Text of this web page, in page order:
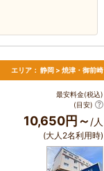
エリア： 静岡 > 焼津・御前崎
最安料金(税込)
(目安)
10,650円～ /人
(大人2名利用時)